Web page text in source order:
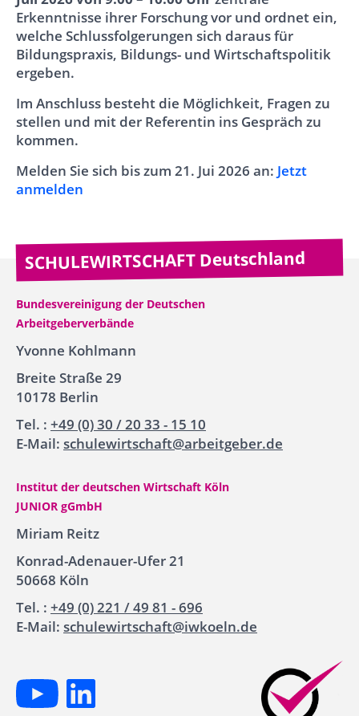
Erkenntnisse ihrer Forschung vor und ordnet ein,
welche Schlussfolgerungen sich daraus für
Bildungspraxis, Bildungs- und Wirtschaftspolitik
ergeben.
Im Anschluss besteht die Möglichkeit, Fragen zu
stellen und mit der Referentin ins Gespräch zu
kommen.
Melden Sie sich bis zum 21. Jui 2026 an: Jetzt
anmelden
SCHULEWIRTSCHAFT Deutschland
Bundesvereinigung der Deutschen
Arbeitgeberverbände
Yvonne Kohlmann
Breite Straße 29
10178 Berlin
Tel. : +49 (0) 30 / 20 33 - 15 10
E-Mail: schulewirtschaft@arbeitgeber.de
Institut der deutschen Wirtschaft Köln
JUNIOR gGmbH
Miriam Reitz
Konrad-Adenauer-Ufer 21
50668 Köln
Tel. : +49 (0) 221 / 49 81 - 696
E-Mail: schulewirtschaft@iwkoeln.de